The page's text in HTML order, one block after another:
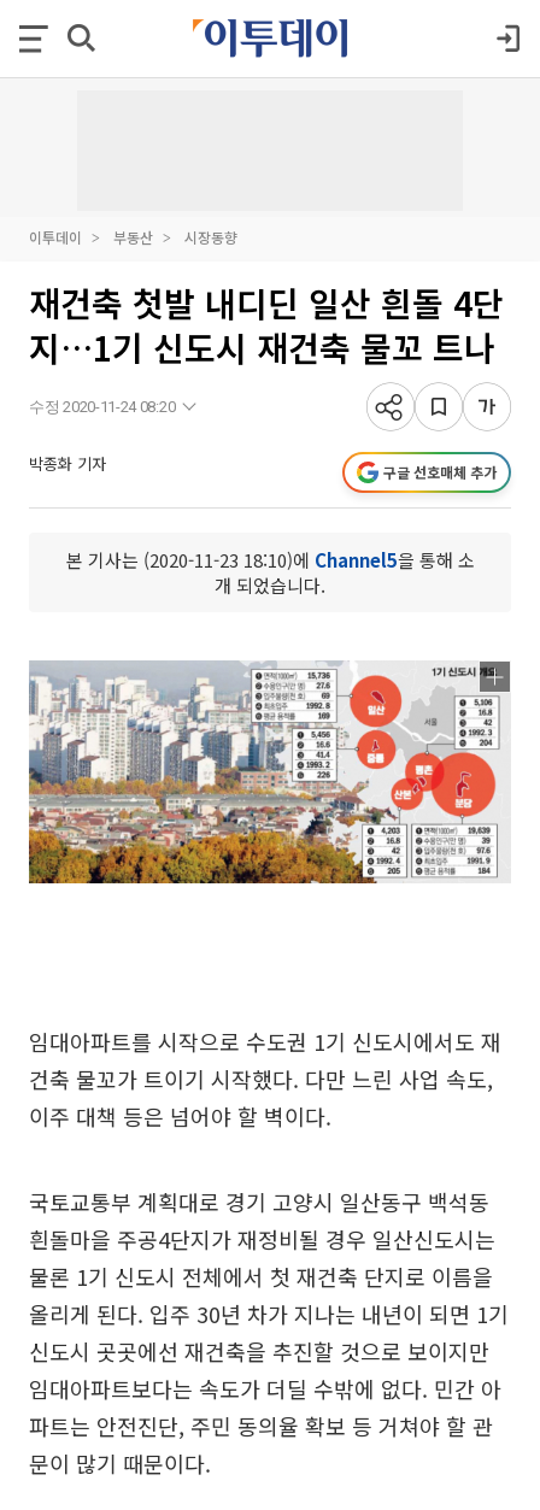
이투데이 부동산 시장동향
재건축 첫발 내디딘 일산 흰돌 4단
지…1기 신도시 재건축 물꼬 트나
수정 2020-11-24 08:20
박종화 기자 구글 선호매체 추가
본 기사는 (2020-11-23 18:10)에 Channel5을 통해 소
개 되었습니다.
임대아파트를 시작으로 수도권 1기 신도시에서도 재
건축 물꼬가 트이기 시작했다. 다만 느린 사업 속도,
이주 대책 등은 넘어야 할 벽이다.
국토교통부 계획대로 경기 고양시 일산동구 백석동
흰돌마을 주공4단지가 재정비될 경우 일산신도시는
물론 1기 신도시 전체에서 첫 재건축 단지로 이름을
올리게 된다. 입주 30년 차가 지나는 내년이 되면 1기
신도시 곳곳에선 재건축을 추진할 것으로 보이지만
임대아파트보다는 속도가 더딜 수밖에 없다. 민간 아
파트는 안전진단, 주민 동의율 확보 등 거쳐야 할 관
문이 많기 때문이다.